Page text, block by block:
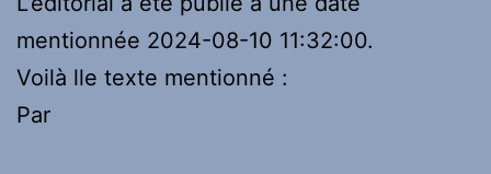
mentionnée 2024-08-10 11:32:00.
Voilà lle texte mentionné :
Par